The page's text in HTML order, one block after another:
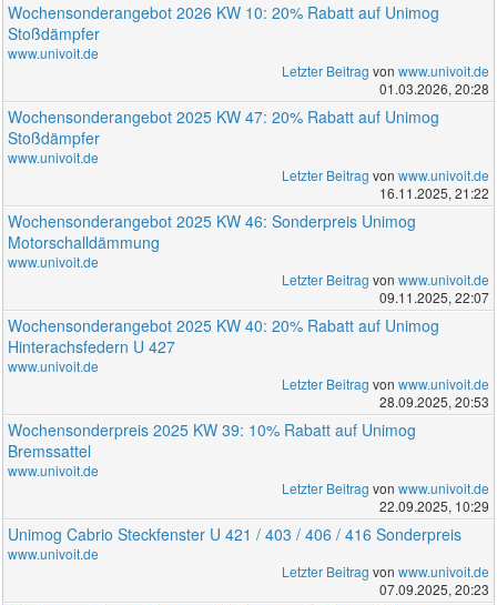
Wochensonderangebot 2026 KW 10: 20% Rabatt auf Unimog
Stoßdämpfer
www.univoit.de
Letzter Beitrag von www.univoit.de
01.03.2026, 20:28
Wochensonderangebot 2025 KW 47: 20% Rabatt auf Unimog
Stoßdämpfer
www.univoit.de
Letzter Beitrag von www.univoit.de
16.11.2025, 21:22
Wochensonderangebot 2025 KW 46: Sonderpreis Unimog
Motorschalldämmung
www.univoit.de
Letzter Beitrag von www.univoit.de
09.11.2025, 22:07
Wochensonderangebot 2025 KW 40: 20% Rabatt auf Unimog
Hinterachsfedern U 427
www.univoit.de
Letzter Beitrag von www.univoit.de
28.09.2025, 20:53
Wochensonderpreis 2025 KW 39: 10% Rabatt auf Unimog
Bremssattel
www.univoit.de
Letzter Beitrag von www.univoit.de
22.09.2025, 10:29
Unimog Cabrio Steckfenster U 421 / 403 / 406 / 416 Sonderpreis
www.univoit.de
Letzter Beitrag von www.univoit.de
07.09.2025, 20:23